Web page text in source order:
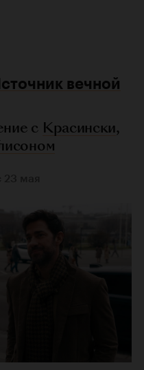
вечной
с Красински,